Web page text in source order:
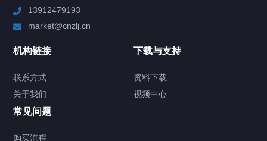
Chiller高精度制冷循环器
TCU温度控制单元
Chiller气体控温系统
13912479193
market@cnzlj.cn
机构链接
联系方式
关于我们
下载与支持
资料下载
视频中心
常见问题
购买流程